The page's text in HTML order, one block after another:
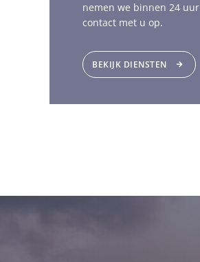
nemen we binnen 24 uur
contact met u op.
BEKIJK DIENSTEN